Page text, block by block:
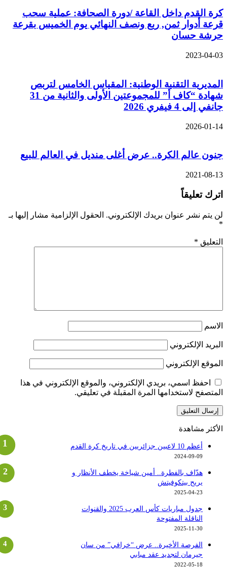
القدم داخل القاعة /دورة الصحافة: عملية سحب
أدوار ثمن, ربع ونصف النهائي يوم الخميس بقرعة
حسان
2023-04-
التقنية الوطنية: المقياس الخامس لتربص
شهادة “كاف أ” للمجموعتين الأولى والثانية من 31
إلى 4 فيفري 2026
2026-01-
عالم الكرة.. عرض أغلى منديل في العالم للبيع
2021-08-
تعليقاً
يتم نشر عنوان بريدك الإلكتروني. الحقول الإلزامية مشار إليها بـ
*
الإلكتروني
الإلكتروني
احفظ اسمي، بريدي الإلكتروني، والموقع الإلكتروني في هذا
لاستخدامها المرة المقبلة في تعليقي.
مشاهدة
أعظم 10 لاعبين جزائريين في تاريخ كرة القدم
2024-09-09
هدّاف بالفطرة.. أمين شياخة يخطف الأنظار و
يريح بيتكوفيتش
2025-04-23
جدول مباريات كأس العرب 2025 والقنوات
الناقلة المفتوحة
2025-11-30
الفرصة الأخيرة.. عرض “خرافي” من سان
جيرمان لتجديد عقد مبابي
2022-05-18